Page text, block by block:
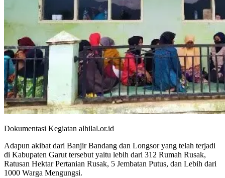
Dokumentasi Kegiatan alhilal.or.id
Adapun akibat dari Banjir Bandang dan Longsor yang telah terjadi
di Kabupaten Garut tersebut yaitu lebih dari 312 Rumah Rusak,
Ratusan Hektar Pertanian Rusak, 5 Jembatan Putus, dan Lebih dari
1000 Warga Mengungsi.